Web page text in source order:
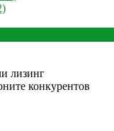
лизинг
конкурентов